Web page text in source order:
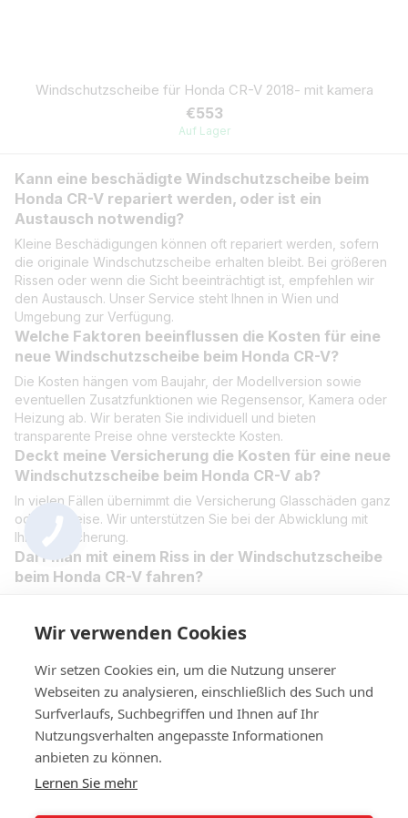
Windschutzscheibe für Honda CR-V 2018- mit kamera
€553
Auf Lager
Kann eine beschädigte Windschutzscheibe beim
Honda CR-V repariert werden, oder ist ein
Austausch notwendig?
Kleine Beschädigungen können oft repariert werden, sofern
die originale Windschutzscheibe erhalten bleibt. Bei größeren
Rissen oder wenn die Sicht beeinträchtigt ist, empfehlen wir
den Austausch. Unser Service steht Ihnen in Wien und
Umgebung zur Verfügung.
Welche Faktoren beeinflussen die Kosten für eine
neue Windschutzscheibe beim Honda CR-V?
Die Kosten hängen vom Baujahr, der Modellversion sowie
eventuellen Zusatzfunktionen wie Regensensor, Kamera oder
Heizung ab. Wir beraten Sie individuell und bieten
transparente Preise ohne versteckte Kosten.
Deckt meine Versicherung die Kosten für eine neue
Windschutzscheibe beim Honda CR-V ab?
In vielen Fällen übernimmt die Versicherung Glasschäden ganz
oder teilweise. Wir unterstützen Sie bei der Abwicklung mit
Ihrer Versicherung.
Darf man mit einem Riss in der Windschutzscheibe
beim Honda CR-V fahren?
können sich ausweiten und die Stabilität beeinträchtigen. Wir
+4314420014
Wir verwenden Cookies
Wir setzen Cookies ein, um die Nutzung unserer
Webseiten zu analysieren, einschließlich des Such und
Surfverlaufs, Suchbegriffen und Ihnen auf Ihr
Nutzungsverhalten angepasste Informationen
anbieten zu können.
Lernen Sie mehr